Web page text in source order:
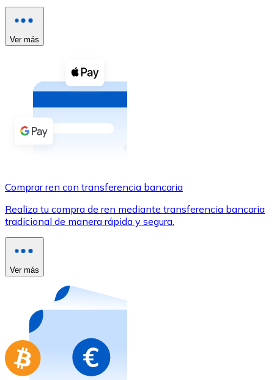
Ver todo
Compra criptomonedas con efectivo en tu tienda más
Comprar con efectivo
Transferencia SEPA
Utiliza tarjetas Visa y Mastercard para comprar
Comprar con tarjeta
Compra tarjetas regalo de tus marcas favoritas con
Ir a la tienda de tarjetas regalo
Ver más
Comprar ren con transferencia bancaria
Realiza tu compra de ren mediante transferencia bancaria
tradicional de manera rápida y segura.
Ver más